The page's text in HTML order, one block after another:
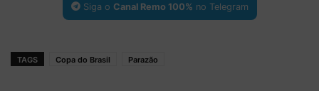
Siga o Canal Remo 100% no Telegram
TAGS Copa do Brasil Parazão